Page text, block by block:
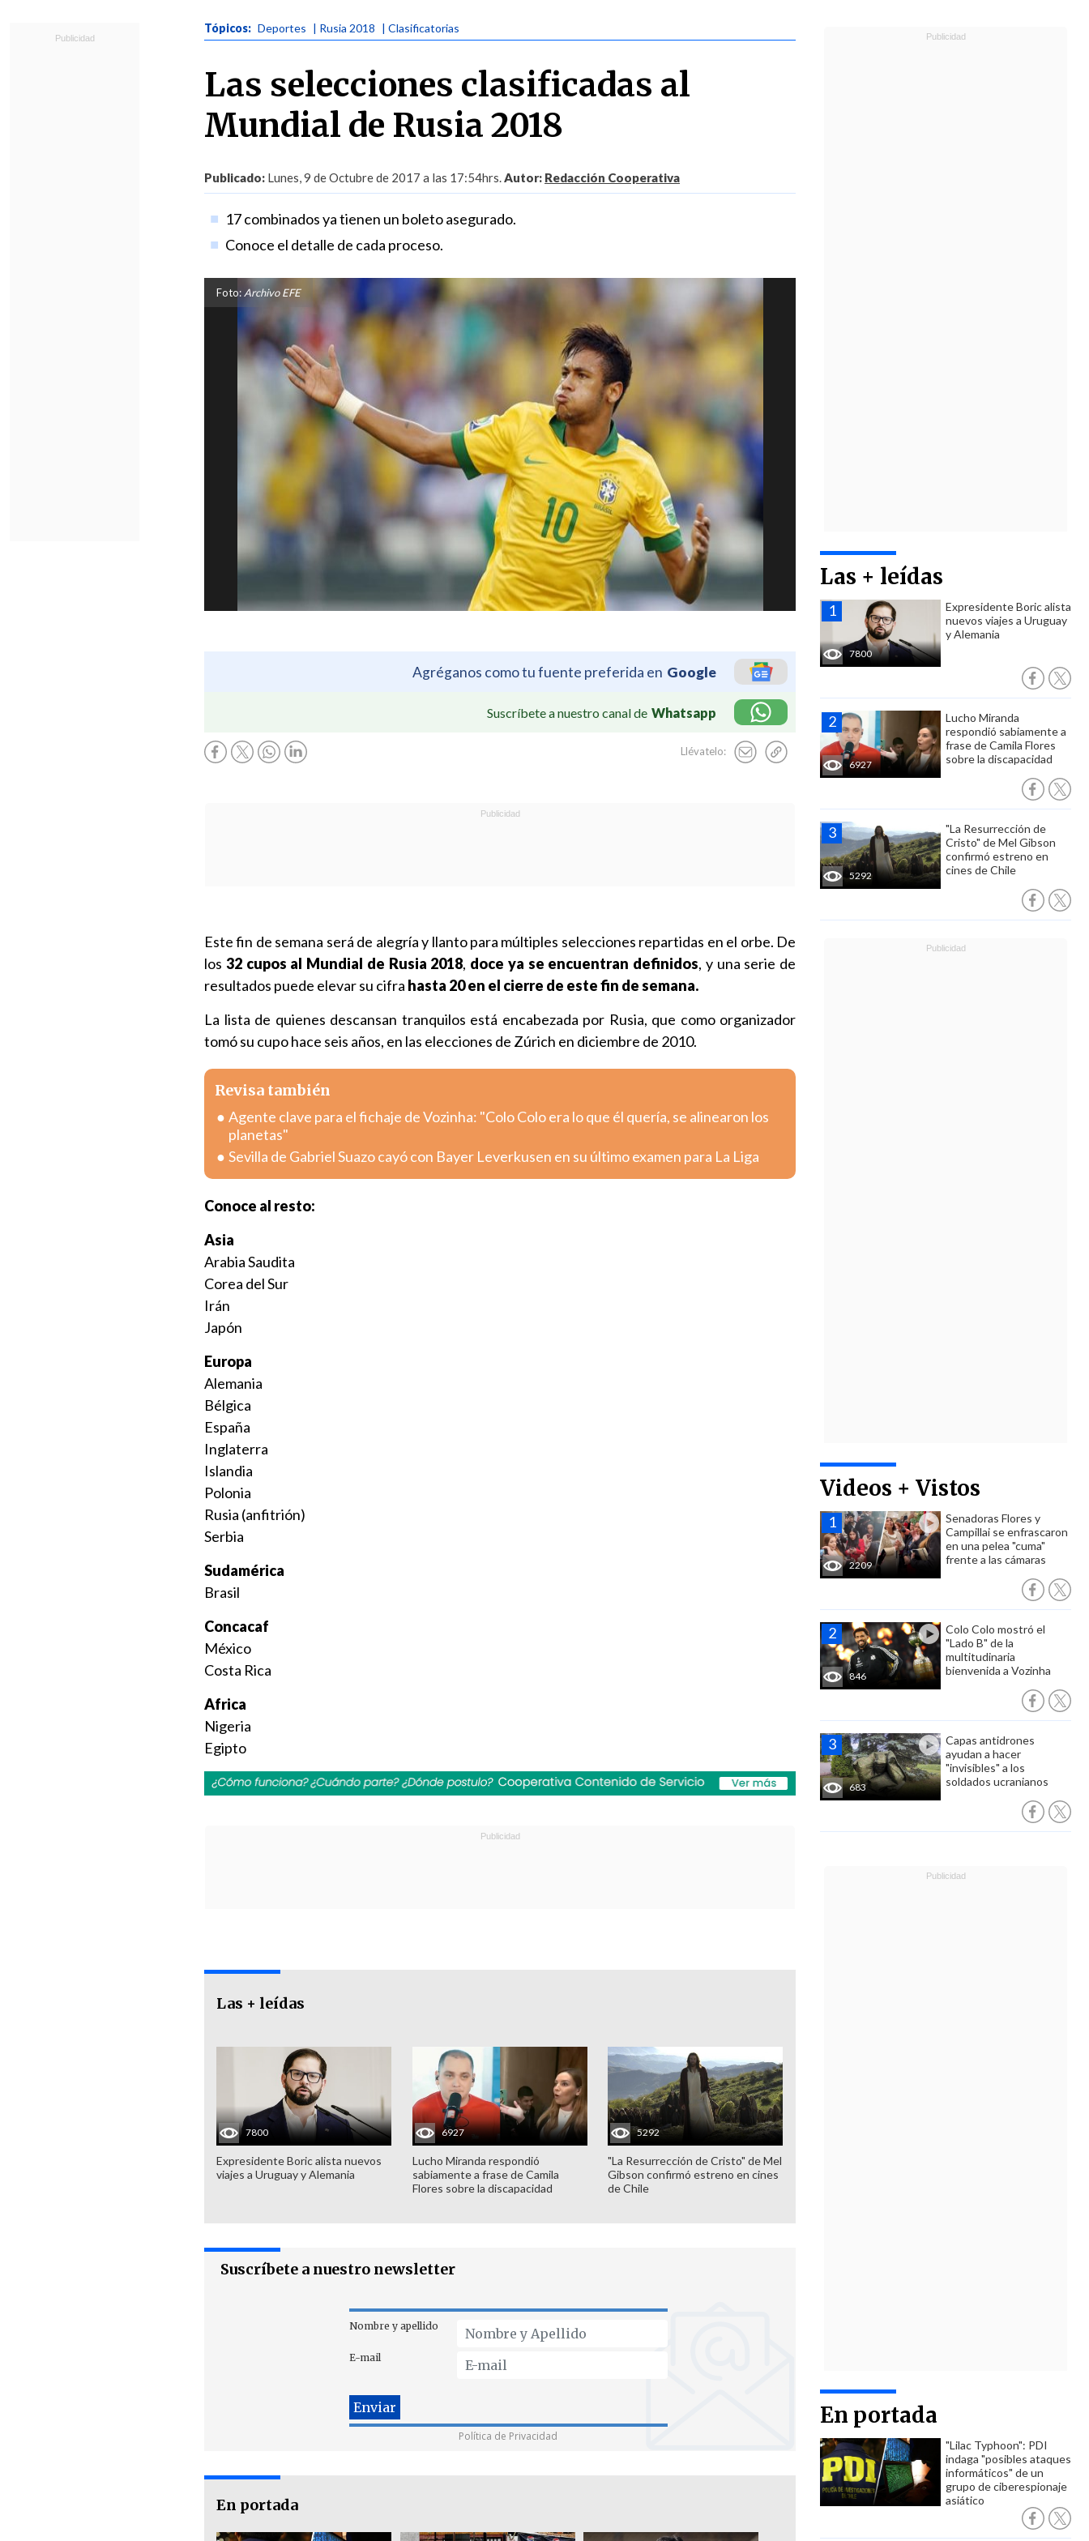
Tópicos: Deportes | Rusia 2018 | Clasificatorias
Las selecciones clasificadas al
Mundial de Rusia 2018
Publicado: Lunes, 9 de Octubre de 2017 a las 17:54hrs.Autor: Redacción Cooperativa
17 combinados ya tienen un boleto asegurado.
Conoce el detalle de cada proceso.
Foto: Archivo EFE
Agréganos como tu fuente preferida en Google
Suscríbete a nuestro canal de Whatsapp
Llévatelo:
Las + leídas
7800
Expresidente Boric alista
nuevos viajes a Uruguay
y Alemania
6927
Lucho Miranda
respondió sabiamente a
frase de Camila Flores
sobre la discapacidad
5292
"La Resurrección de
Cristo" de Mel Gibson
confirmó estreno en
cines de Chile
Videos + Vistos
2209
Senadoras Flores y
Campillai se enfrascaron
en una pelea "cuma"
frente a las cámaras
846
Colo Colo mostró el
"Lado B" de la
multitudinaria
bienvenida a Vozinha
683
Capas antidrones
ayudan a hacer
"invisibles" a los
soldados ucranianos
En portada
"Lilac Typhoon": PDI
indaga "posibles ataques
informáticos" de un
grupo de ciberespionaje
asiático
Este fin de semana será de alegría y llanto para múltiples selecciones repartidas en el orbe. De
los 32 cupos al Mundial de Rusia 2018, doce ya se encuentran definidos, y una serie de
resultados puede elevar su cifra hasta 20 en el cierre de este fin de semana.
La lista de quienes descansan tranquilos está encabezada por Rusia, que como organizador
tomó su cupo hace seis años, en las elecciones de Zúrich en diciembre de 2010.
Revisa también
Agente clave para el fichaje de Vozinha: "Colo Colo era lo que él quería, se alinearon los
planetas"
Sevilla de Gabriel Suazo cayó con Bayer Leverkusen en su último examen para La Liga
Conoce al resto:
Asia
Arabia Saudita
Corea del Sur
Irán
Japón
Europa
Alemania
Bélgica
España
Inglaterra
Islandia
Polonia
Rusia (anfitrión)
Serbia
Sudamérica
Brasil
Concacaf
México
Costa Rica
Africa
Nigeria
Egipto
Las + leídas
7800
Expresidente Boric alista nuevos
viajes a Uruguay y Alemania
6927
Lucho Miranda respondió
sabiamente a frase de Camila
Flores sobre la discapacidad
5292
"La Resurrección de Cristo" de Mel
Gibson confirmó estreno en cines
de Chile
Suscríbete a nuestro newsletter
Nombre y apellido
E-mail
Política de Privacidad
En portada